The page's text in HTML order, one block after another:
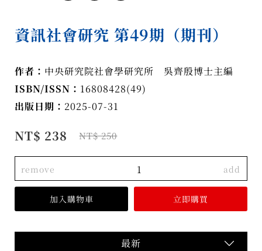
資訊社會研究 第49期（期刊）
作者： 中央研究院社會學研究所 吳齊殷博士主編
ISBN/ISSN： 16808428(49)
出版日期： 2025-07-31
NT$ 238 NT$ 250
remove add
最新